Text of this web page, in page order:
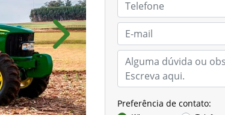
Preferência de contato:
Próximo